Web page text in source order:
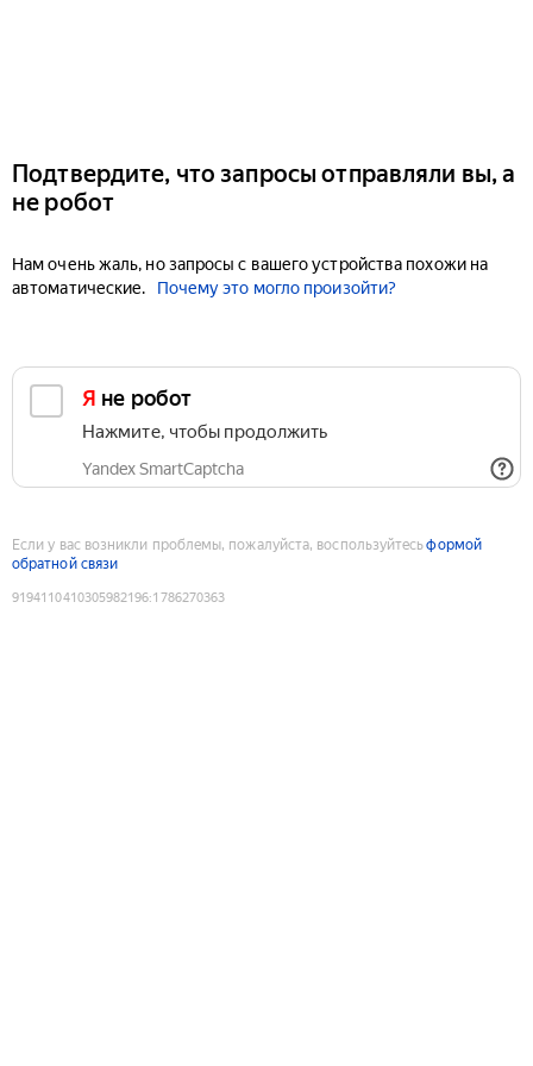
Подтвердите, что запросы отправляли вы, а
не робот
Нам очень жаль, но запросы с вашего устройства похожи на
автоматические.
Почему это могло произойти?
Я не робот
Нажмите, чтобы продолжить
Yandex SmartCaptcha
Если у вас возникли проблемы, пожалуйста, воспользуйтесьформой
обратной связи
9194110410305982196:1786270363